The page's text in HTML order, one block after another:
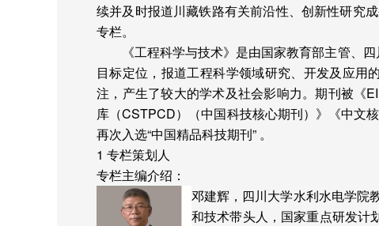
续并及时报道川藏铁路有关前沿性、创新性研究
专栏。
《工程科学与技术》是由国家教育部主管、
目标定位，报道工程科学领域研究、开发及应用
注，产生了较大的学术及社会影响力。期刊被《EI
库（CSTPCD）（中国科技核心期刊）》《中文
再次入选“中国精品科技期刊” 。
1 专栏策划人
专栏主编介绍：
邓建辉，四川大学水利水电学院
和技术带头人，国家重点研发计